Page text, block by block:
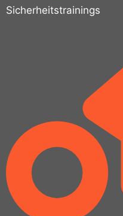
Sicherheitstrainings